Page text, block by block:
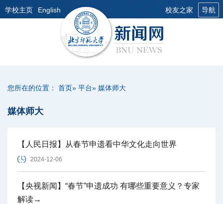
学校主页 English 校友之家 导航
您所在的位置： 首页» 平台» 媒体师大
媒体师大
【人民日报】从春节申遗看中华文化走向世界
2024-12-06
【央视新闻】“春节”申遗成功 有哪些重要意义？专家
解读→